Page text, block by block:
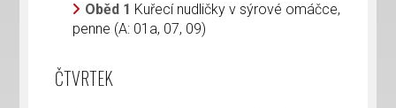
Oběd 1 Kuřecí nudličky v sýrové omáčce,
penne (A: 01a, 07, 09)
ČTVRTEK